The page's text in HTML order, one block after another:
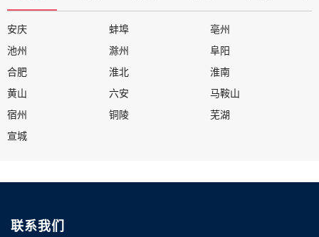
安庆 蚌埠
亳州
池州
滁州
阜阳
合肥
淮北
淮南
黄山
六安
马鞍山
宿州
铜陵
芜湖
宣城
联系我们